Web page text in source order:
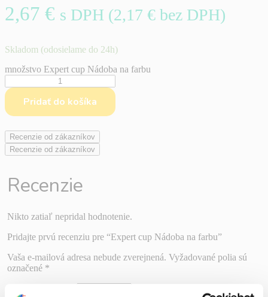
2,67 € s DPH (2,17 € bez DPH)
Skladom (odosielame do 24h)
množstvo Expert cup Nádoba na farbu
Pridať do košíka
Recenzie od zákazníkov
Recenzie od zákazníkov
Recenzie
Nikto zatiaľ nepridal hodnotenie.
Pridajte prvú recenziu pre “Expert cup Nádoba na farbu”
Vaša e-mailová adresa nebude zverejnená. Vyžadované polia sú
označené *